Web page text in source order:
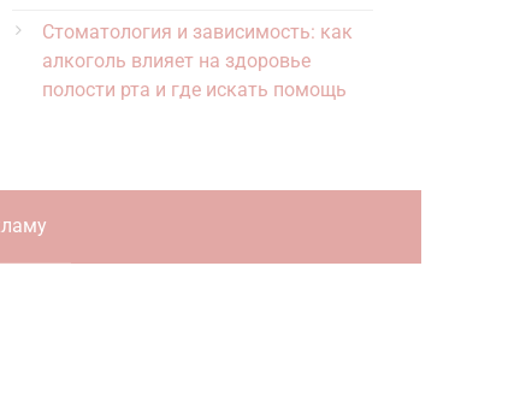
Стоматология и зависимость: как
алкоголь влияет на здоровье
полости рта и где искать помощь